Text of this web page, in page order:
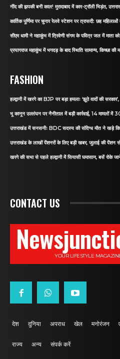
नींद की झपकी बनी काल! मुरादाबाद में कार-ट्रॉली भिड़ंत,
कार्तिक पूर्णिमा पर चुनार रेलवे स्टेशन पर त्रासदी: छह महिलाओं
सीएम धामी ने महाकुंभ में त्रिवेणी संगम के पवित्र जल में माता को
प्रयागराज महाकुंभ में भगदड़ के बाद स्थिति सामान्य, किच्छा की
FASHION
हल्द्वानी में खरगे का BJP पर बड़ा हमलाः ‘झूठे वादों की
भू कानून उल्लंघन पर नैनीताल में बड़ी कार्रवाई, 14 मामलों में
उत्तराखंड में सनसनीः BDC सदस्य की संदिग्ध मौत ने खड़े
उत्तराखंड के लाखों पेंशनरों के लिए बड़ी खबर, जुलाई की पेंशन
खरगे की सभा से पहले हल्द्वानी में सियासी घमासान, बसें रोके
CONTACT US
YOUR LIFESTYLE
देश दुनिया अपराध खेल मनोरंजन
राज्य अन्य संपर्क करें